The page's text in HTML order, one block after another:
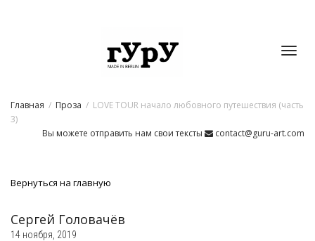
Главная Проза
LOVE TOUR начало любовного путешествия (часть
3)
Вы можете отправить нам свои тексты
contact@guru-art.com
Вернуться на главную
Сергей Головачёв
14 ноября, 2019